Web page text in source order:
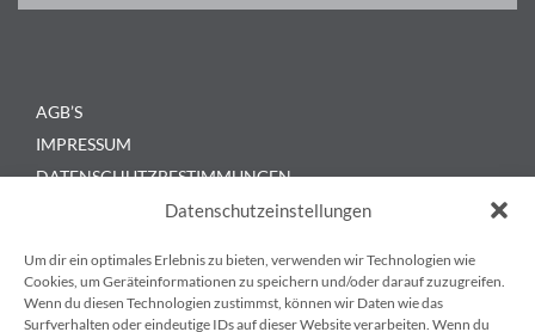
Datenschutzeinstellungen
Um dir ein optimales Erlebnis zu bieten, verwenden wir Technologien wie
Cookies, um Geräteinformationen zu speichern und/oder darauf zuzugreifen.
Wenn du diesen Technologien zustimmst, können wir Daten wie das
Surfverhalten oder eindeutige IDs auf dieser Website verarbeiten. Wenn du
AGB’S
IMPRESSUM
DATENSCHUTZBESTIMMUNGEN